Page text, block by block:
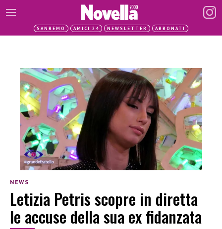
SANREMO AMICI 24 NEWSLETTER ABBONATI
NEWS
Letizia Petris scopre in diretta
le accuse della sua ex fidanzata